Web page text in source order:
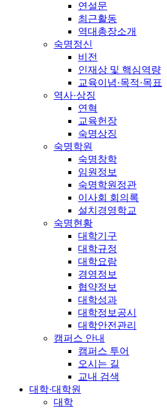
연설문
최근활동
역대총장소개
숙명정신
비전
인재상 및 핵심역량
교육이념·목적·목표
역사·상징
연혁
교육헌장
숙명상징
숙명학원
숙명창학
임원정보
숙명학원정관
이사회 회의록
설치경영학교
숙명현황
대학기구
대학규정
대학요람
경영정보
협약정보
대학성과
대학정보공시
대학안전관리
캠퍼스 안내
캠퍼스 투어
오시는 길
교내 검색
대학·대학원
대학